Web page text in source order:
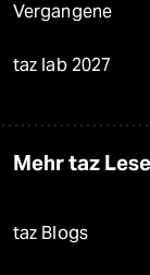
Vergangene
taz lab 2027
Mehr taz
taz Blogs